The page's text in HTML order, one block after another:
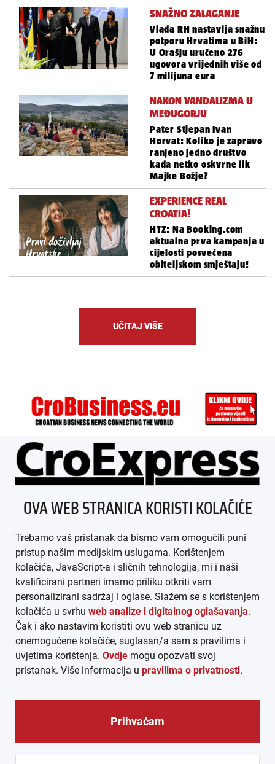
SNAŽNO ZALAGANJE
Vlada RH nastavlja snažnu
potporu Hrvatima u BiH:
U Orašju uručeno 276
ugovora vrijednih više od
7 milijuna eura
NAKON VANDALIZMA U
MEĐUGORJU
Pater Stjepan Ivan
Horvat: Koliko je zapravo
ranjeno jedno društvo
kada netko oskvrne lik
Majke Božje?
EXPERIENCE REAL
CROATIA!
HTZ: Na Booking.com
aktualna prva kampanja u
cijelosti posvećena
obiteljskom smještaju!
UČITAJ VIŠE
ÜBER UNS
IMPRESSUM
AGB
DATENSCHUTZ
MEDIADATEN
ARHIVA (PDF)
© CROEXPRESS │ INFORMATIVNI MEDIJ HRVATA IZVAN
OVA WEB STRANICA KORISTI KOLAČIĆE
Trebamo vaš pristanak da bismo vam omogućili puni
pristup našim medijskim uslugama. Korištenjem
kolačića, JavaScript-a i sličnih tehnologija, mi i naši
kvalificirani partneri imamo priliku otkriti vam
personalizirani sadržaj i oglase. Slažem se s korištenjem
kolačića u svrhu web analize i digitalnog oglašavanja.
Čak i ako nastavim koristiti ovu web stranicu uz
onemogućene kolačiće, suglasan/a sam s pravilima i
uvjetima korištenja. Ovdje mogu opozvati svoj
pristanak. Više informacija u pravilima o privatnosti.
Prihvaćam